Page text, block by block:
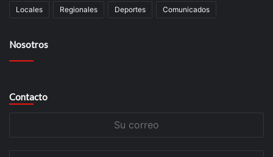
Locales Regionales Deportes Comunicados
Nosotros
Contacto